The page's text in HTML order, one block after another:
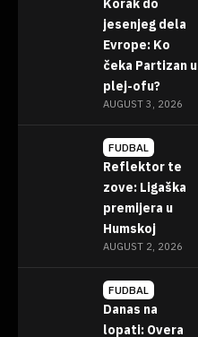
Korak do
jesenjeg dela
Evrope: Ko
čeka Partizan u
plej-ofu?
AUGUST 3, 2026
FUDBAL
Reflektor te
zove: Ligaška
premijera u
Humskoj
AUGUST 2, 2026
FUDBAL
Danas na
lopati: Overa